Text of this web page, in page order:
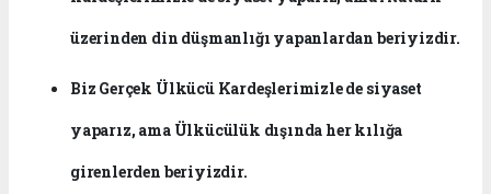
üzerinden din düşmanlığı yapanlardan beriyizdir.
Biz Gerçek Ülkücü Kardeşlerimizle de siyaset
yaparız, ama Ülkücülük dışında her kılığa
girenlerden beriyizdir.